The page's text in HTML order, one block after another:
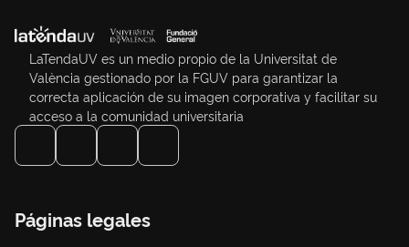
LaTendaUV es un medio propio de la Universitat de
València gestionado por la FGUV para garantizar la
correcta aplicación de su imagen corporativa y facilitar su
acceso a la comunidad universitaria
Páginas legales